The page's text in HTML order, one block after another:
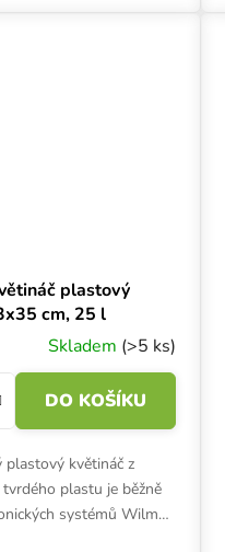
plastový
cm, 25 l
Skladem (>5 ks)
DO KOŠÍKU
plastový květináč z
plastu je běžně
systémů Wilma,